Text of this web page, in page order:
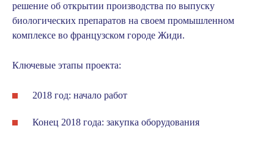
решение об открытии производства по выпуску
биологических препаратов на своем промышленном
комплексе во французском городе Жиди.
Ключевые этапы проекта:
2018 год: начало работ
Конец 2018 года: закупка оборудования